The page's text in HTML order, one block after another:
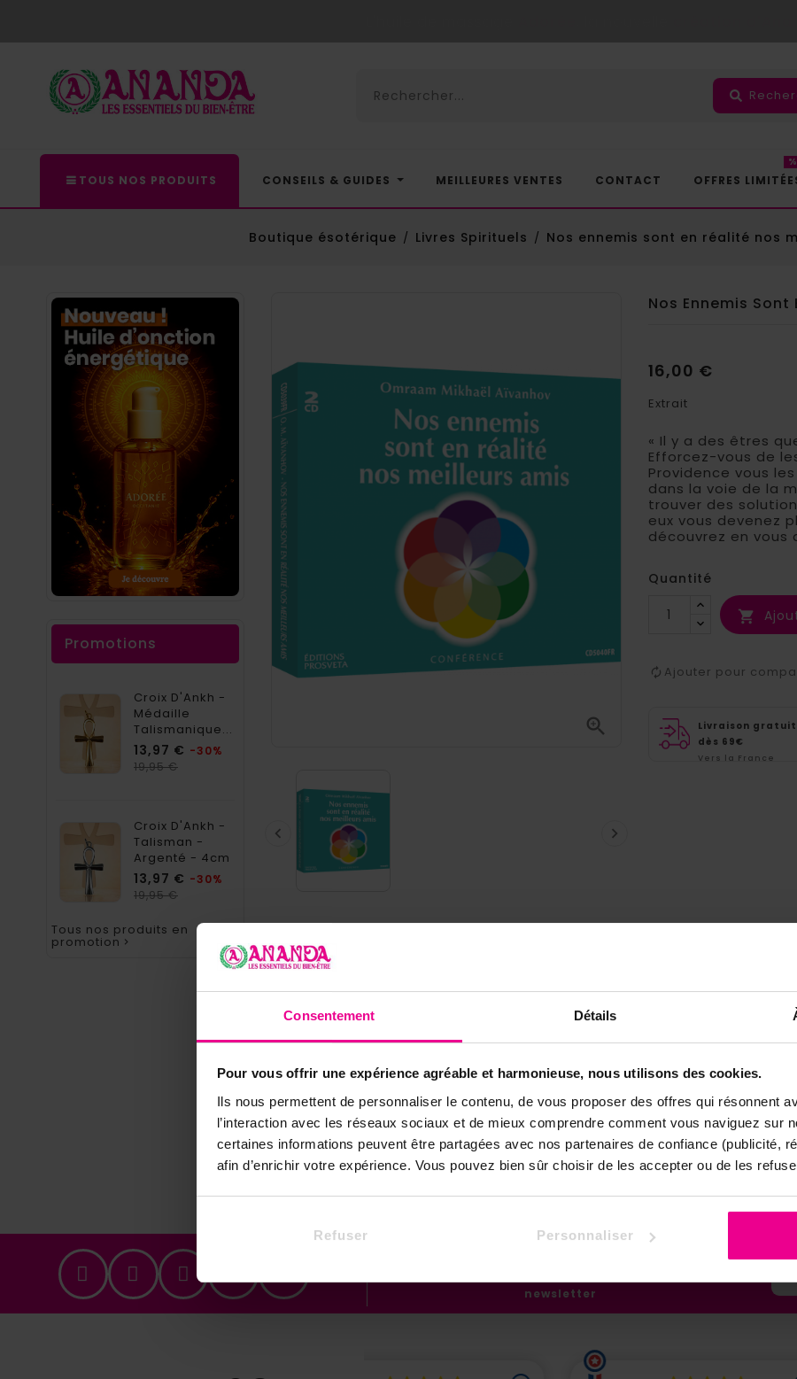
Consentement Détails
Pour vous offrir une expérience agréable et harmonieuse, nous utilisons des cookies.
Ils nous permettent de personnaliser le contenu, de vous proposer des offres qui résonnent
l’interaction avec les réseaux sociaux et de mieux comprendre comment vous naviguez sur
certaines informations peuvent être partagées avec nos partenaires de confiance (publicité,
afin d’enrichir votre expérience. Vous pouvez bien sûr choisir de les accepter ou de les
Refuser Personnaliser
TOUS NOS PRODUITS CONSEILS & GUIDES MEILLEURES VENTES CONTACT OFFRES
%
Boutique ésotérique Livres Spirituels Nos ennemis sont en réalité nos
Promotions
Croix D'Ankh -
Médaille
Talismanique...
13,97 € Prix
-30%
19,95 €Prix
Croix D'Ankh -
Talisman -
Argenté - 4cm
13,97 € Prix
-30%
19,95 €Prix
Tous nos produits en
promotion 

 
Nos Ennemis
16,00 €
Extrait
« Il y a des êtres
Efforcez-vous de
Providence vous
dans la voie de la
trouver des
eux vous devenez
découvrez en vous
Quantité

Ajouter pour
Livraison
dès 69€
Vers la France
La description
Table des matières
CD 2 : « Pourquoi nous devons aimer nos ennemis »conférence du 17 août
Double CD de conférence : 1h46’30
newsletter